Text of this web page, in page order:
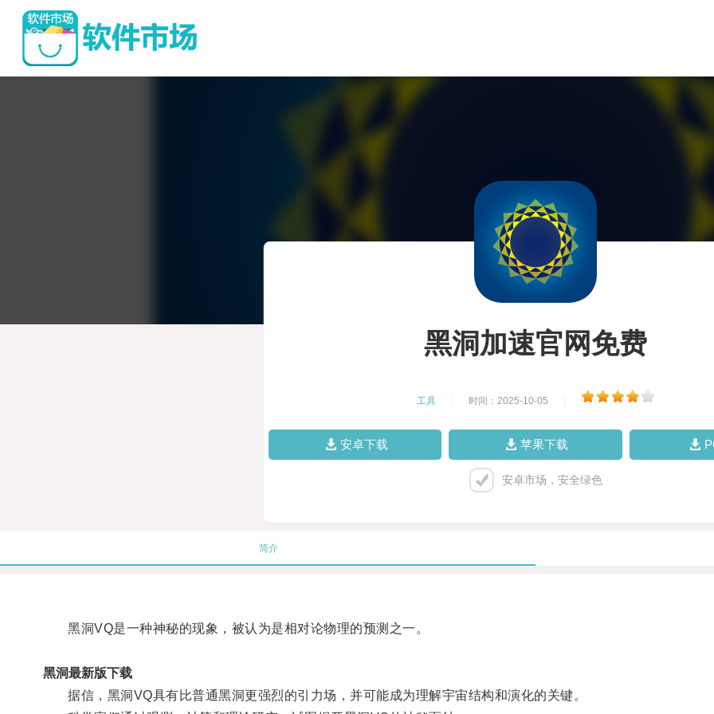
黑洞加速官网免费
工具 时间：2025-10-05
安卓下载 苹果下载
安卓市场，安全绿色
简介
黑洞VQ是一种神秘的现象，被认为是相对论物理的预测之一。
黑洞最新版下载
据信，黑洞VQ具有比普通黑洞更强烈的引力场，并可能成为理解宇宙结构和演化的关键。